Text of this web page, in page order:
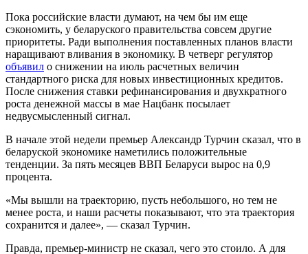
Пока российские власти думают, на чем бы им еще
сэкономить, у беларуского правительства совсем другие
приоритеты. Ради выполнения поставленных планов власти
наращивают вливания в экономику. В четверг регулятор
объявил о снижении на июль расчетных величин
стандартного риска для новых инвестиционных кредитов.
После снижения ставки рефинансирования и двухкратного
роста денежной массы в мае Нацбанк посылает
недвусмысленный сигнал.
В начале этой недели премьер Александр Турчин сказал, что в
беларуской экономике наметились положительные
тенденции. За пять месяцев ВВП Беларуси вырос на 0,9
процента.
«Мы вышли на траекторию, пусть небольшого, но тем не
менее роста, и наши расчеты показывают, что эта траектория
сохранится и далее», — сказал Турчин.
Правда, премьер-министр не сказал, чего это стоило. А для